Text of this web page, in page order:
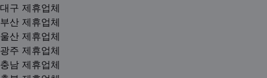
대구 제휴업체
부산 제휴업체
울산 제휴업체
광주 제휴업체
충남 제휴업체